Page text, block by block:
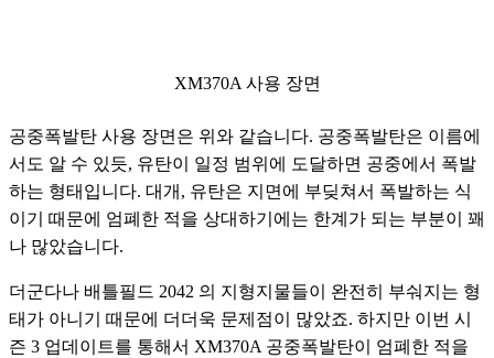
XM370A 사용 장면
공중폭발탄 사용 장면은 위와 같습니다. 공중폭발탄은 이름에
서도 알 수 있듯, 유탄이 일정 범위에 도달하면 공중에서 폭발
하는 형태입니다. 대개, 유탄은 지면에 부딪쳐서 폭발하는 식
이기 때문에 엄폐한 적을 상대하기에는 한계가 되는 부분이 꽤
나 많았습니다.
더군다나 배틀필드 2042 의 지형지물들이 완전히 부숴지는 형
태가 아니기 때문에 더더욱 문제점이 많았죠. 하지만 이번 시
즌 3 업데이트를 통해서 XM370A 공중폭발탄이 엄폐한 적을